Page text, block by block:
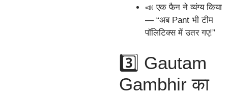
📣 एक फैन ने व्यंग्य किया
— “अब Pant भी टीम
पॉलिटिक्स में उतर गए!”
3️⃣ Gautam
Gambhir का